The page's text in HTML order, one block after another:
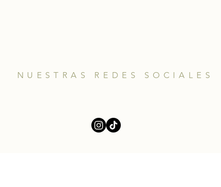
NUESTRAS REDES SOCIALES